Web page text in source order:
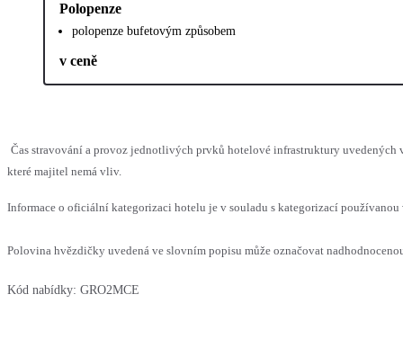
Polopenze
polopenze bufetovým způsobem
v ceně
Čas stravování a provoz jednotlivých prvků hotelové infrastruktury uvedených
které majitel nemá vliv.
Informace o oficiální kategorizaci hotelu je v souladu s kategorizací
Polovina hvězdičky uvedená ve slovním popisu může označovat
Kód nabídky: GRO2MCE